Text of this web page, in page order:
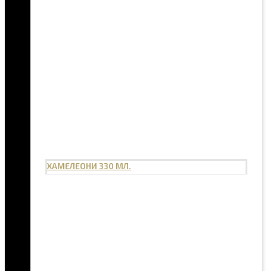
ХАМЕЛЕОНИ 330 МЛ.